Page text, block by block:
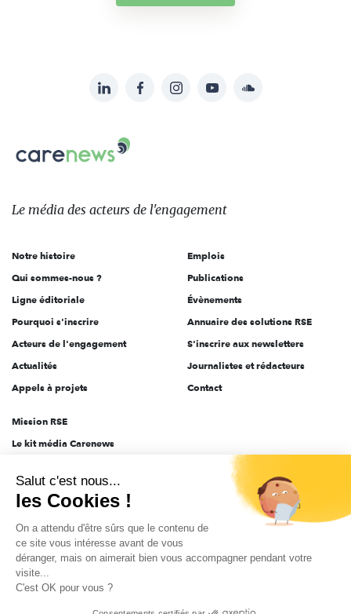
sur:
LinkedInFacebookInstagramYouTubeSoundcloud
Carenews,
Le
des
l'engagement
Le média des acteurs de l'engagement
Notre histoire
Qui sommes-nous ?
Ligne éditoriale
Pourquoi s'inscrire
Acteurs de l'engagement
Actualités
Appels à projets
Emplois
Publications
Évènements
Annuaire des solutions RSE
S'inscrire aux newsletters
Journalistes et rédacteurs
Contact
Mission RSE
Le kit média Carenews
AEF info
Novethic
PRODURABLE
Inclusiv Day
Données personnelles Mentions légales 2025-2026 Tout droits réservés
Salut c'est nous...
les Cookies !
On a attendu d'être sûrs que le contenu de
ce site vous intéresse avant de vous
déranger, mais on aimerait bien vous accompagner pendant votre
visite...
C'est OK pour vous ?